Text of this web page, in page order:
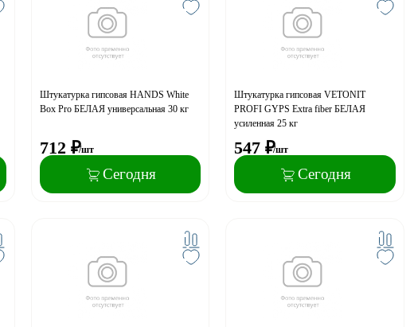
Штукатурка гипсовая HANDS White
Box Pro БЕЛАЯ универсальная 30 кг
712 ₽/шт
Сегодня
Штукатурка гипсовая VETONIT
PROFI GYPS Extra fiber БЕЛАЯ
усиленная 25 кг
547 ₽/шт
Сегодня